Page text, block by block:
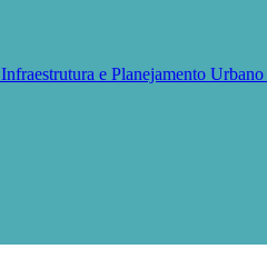
Infraestrutura e Planejamento Urbano